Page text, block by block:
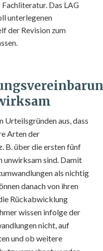
Das LAG
unterlegenen
der Revision zum
Urteilsgründen aus, dass
Arten der
B. über die ersten fünf
unwirksam sind. Damit
als nichtig
danach von ihren
Rückabwicklung
wissen infolge der
nicht, auf
und ob weitere